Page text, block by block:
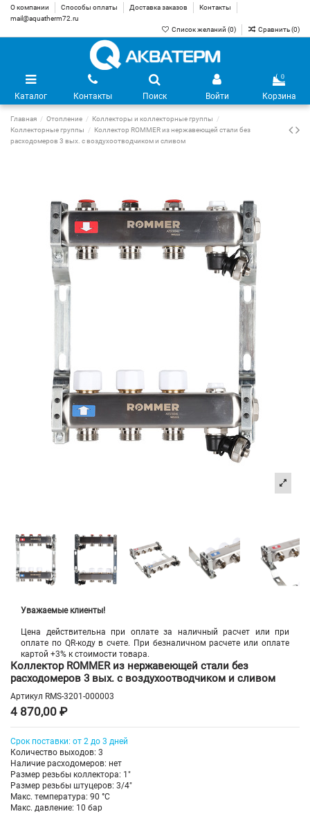
О компании Способы оплаты Доставка заказов
Контакты
mail@aquatherm72.ru
Список желаний (0) Сравнить (0)
Каталог Контакты Поиск Войти
0
Корзина
Главная Отопление
Коллекторы и коллекторные группы
Коллекторные группы
Коллектор ROMMER из нержавеющей стали без
расходомеров 3 вых. с воздухоотводчиком и сливом
Уважаемые клиенты!
Цена действительна при оплате за наличный расчет или при
оплате по QR-коду в счете. При безналичном расчете или оплате
картой +3% к стоимости товара.
Коллектор ROMMER из нержавеющей стали без
расходомеров 3 вых. с воздухоотводчиком и сливом
Артикул RMS-3201-000003
4 870,00 ₽
Срок поставки: от 2 до 3 дней
Количество выходов: 3
Наличие расходомеров: нет
Размер резьбы коллектора: 1"
Размер резьбы штуцеров: 3/4"
Макс. температура: 90 °С
Макс. давление: 10 бар